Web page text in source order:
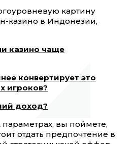
картину
казино в Индонезии,
казино чаще
конвертирует это
игроков?
доход?
вы поймете,
отдать предпочтение в